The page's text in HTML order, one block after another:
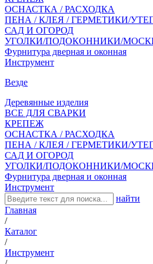
ОСНАСТКА / РАСХОДКА
ПЕНА / КЛЕЯ / ГЕРМЕТИКИ/
САД И ОГОРОД
УГОЛКИ/ПОДОКОННИКИ/
Фурнитура дверная и оконная
Инструмент
Везде
Деревянные изделия
ВСЕ ДЛЯ СВАРКИ
КРЕПЕЖ
ОСНАСТКА / РАСХОДКА
ПЕНА / КЛЕЯ / ГЕРМЕТИКИ/
САД И ОГОРОД
УГОЛКИ/ПОДОКОННИКИ/
Фурнитура дверная и оконная
Инструмент
найти
Главная
/
Каталог
/
Инструмент